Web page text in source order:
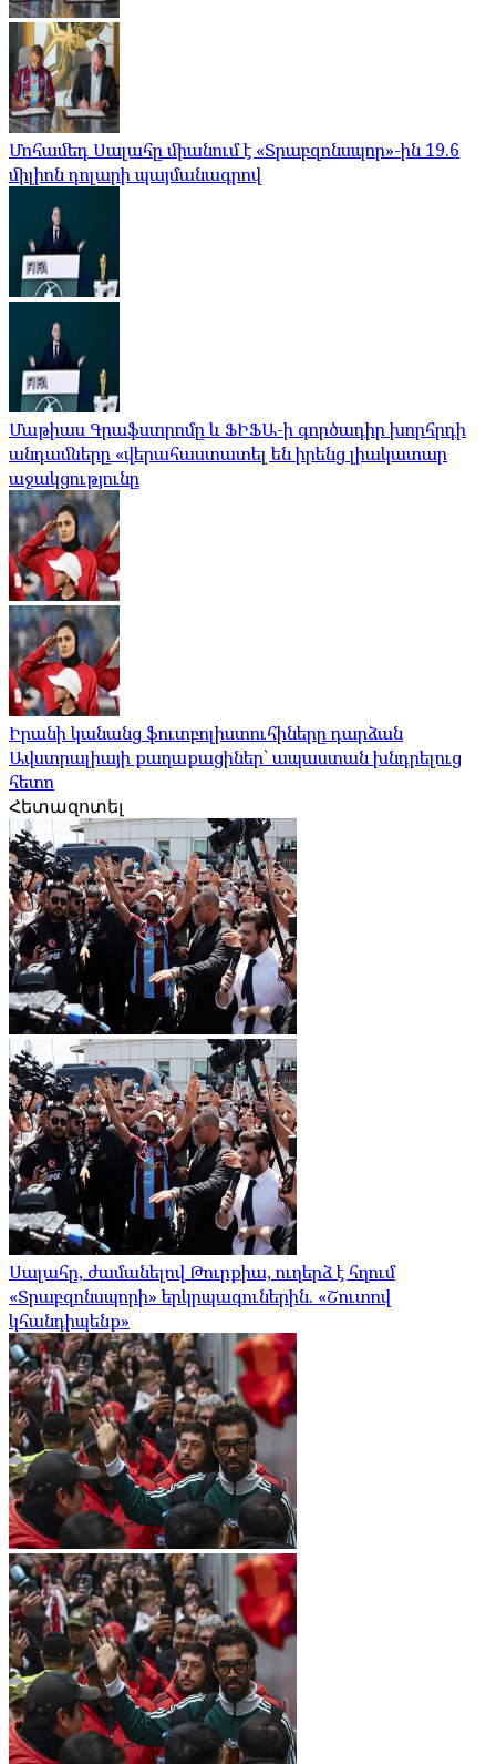
Մոհամեդ Սալահը միանում է «Տրաբզոնսպոր»-ին 19.6
միլիոն դոլարի պայմանագրով
Մաթիաս Գրաֆստրոմը և ՖԻՖԱ-ի գործադիր խորհրդի
անդամները «վերահաստատել են իրենց լիակատար
աջակցությունը
Իրանի կանանց ֆուտբոլիստուհիները դարձան
Ավստրալիայի քաղաքացիներ՝ ապաստան խնդրելուց
հետո
Հետազոտել
Սալահը, ժամանելով Թուրքիա, ուղերձ է հղում
«Տրաբզոնսպորի» երկրպագուներին. «Շուտով
կհանդիպենք»